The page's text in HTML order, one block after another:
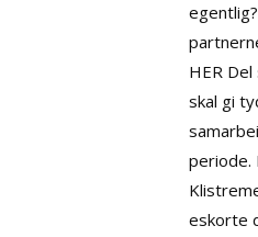
HER
skal gi
periode.
eskorte